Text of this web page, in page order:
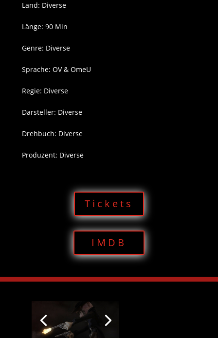
Land: Diverse
Länge: 90 Min
Genre: Diverse
Sprache: OV & OmeU
Regie: Diverse
Darsteller: Diverse
Drehbuch: Diverse
Produzent: Diverse
Tickets
IMDB